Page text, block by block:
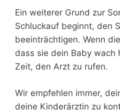
Ein weiterer Grund zur
Schluckauf beginnt, den
beeinträchtigen. Wenn
dass sie dein Baby wach
Zeit, den Arzt zu rufen.
Wir empfehlen immer,
deine Kinderärztin zu